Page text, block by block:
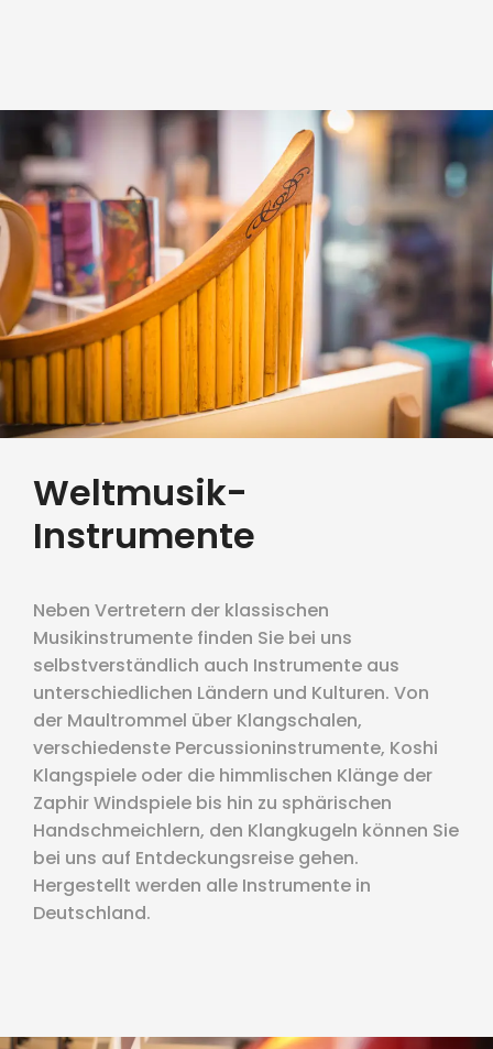
Weltmusik-
Instrumente
Neben Vertretern der klassischen
Musikinstrumente finden Sie bei uns
selbstverständlich auch Instrumente aus
unterschiedlichen Ländern und Kulturen. Von
der Maultrommel über Klangschalen,
verschiedenste Percussioninstrumente, Koshi
Klangspiele oder die himmlischen Klänge der
Zaphir Windspiele bis hin zu sphärischen
Handschmeichlern, den Klangkugeln können Sie
bei uns auf Entdeckungsreise gehen.
Hergestellt werden alle Instrumente in
Deutschland.